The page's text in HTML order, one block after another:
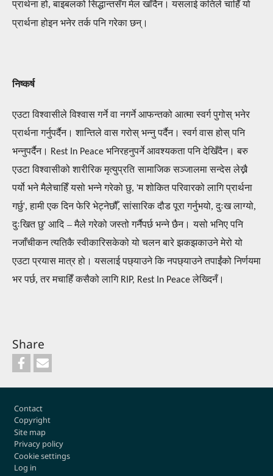
प्रार्थना हो, बाइबलको सिद्धान्तसँगमेल खाँदैन।यसलाई कतिले चाहिँ यो
प्रार्थना होइन भनेर तर्क पनि गरेका छन्।
निष्कर्ष
एउटा विश्वासीलेविश्वास गर्ने वा नगर्नेआफन्तको आत्मास्वर्ग पुगोस् भनेर
प्रार्थना गर्नुपर्दैन। शान्तिले वास गरोस् भन्नु पर्दैन। स्वर्ग वास होस्पनि
भन्नुपर्दैन।
Rest In Peace भनिरहनुपर्नेआवश्यकता पनि देखिँदैन।बरु
एउटा विश्वासीकोशारीरिकमृत्युप्रति सामाजिक सञ्जालमा सन्देस लेख्नै
पर्यो भने मैलेचाहिँ यसो भन्ने गरेको छु, 'म शोकित परिवारको लागि प्रार्थना
गर्छु', हामी एक दिन फेरि भेट्नेछौँ, सांसारिक दौड पूरा गर्नुभयो, दुःख लाग्यो,
दुःखित छु' आदि –मैले गरेको जस्तो गर्नैपर्छ भन्ने छैन। यसो भनिए पनि
नजाँचीकन त्यतिकै स्वीकारिसकेको यो चलन बारे झकझकाउने मेरो यो
एउटा प्रयास मात्र हो। यसलाईपछ्याउने कि नपछ्याउने तपाईंको निर्णयमा
भर पर्छ, तर मचाहिँ कसैको लागि RIP, Rest In Peaceलेख्दिनँ।
Share
Contact
Copyright
Site map
Privacy policy
Cookie settings
Log in